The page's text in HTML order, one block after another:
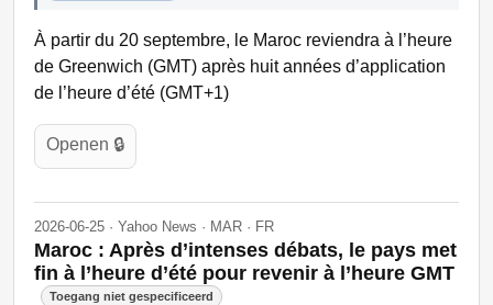
À partir du 20 septembre, le Maroc reviendra à l’heure
de Greenwich (GMT) après huit années d’application
de l’heure d’été (GMT+1)
Openen 🔒
2026-06-25 · Yahoo News · MAR · FR
Maroc : Après d’intenses débats, le pays met
fin à l’heure d’été pour revenir à l’heure GMT
Toegang niet gespecificeerd